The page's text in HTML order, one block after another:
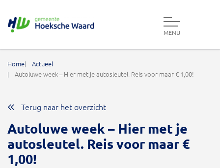
MENU
Home
Actueel
Autoluwe week – Hier met je autosleutel. Reis voor maar € 1,00!
Terug naar het overzicht
Autoluwe week – Hier met je
autosleutel. Reis voor maar €
1,00!